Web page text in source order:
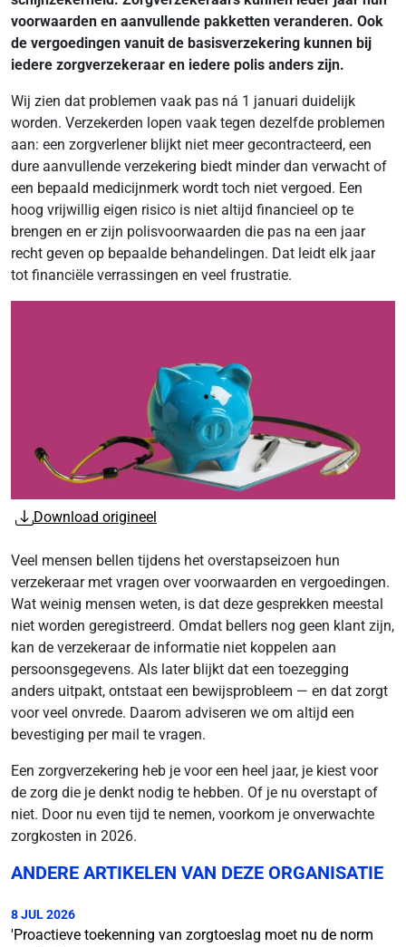
voorwaarden en aanvullende pakketten veranderen. Ook
de vergoedingen vanuit de basisverzekering kunnen bij
iedere zorgverzekeraar en iedere polis anders zijn.
Wij zien dat problemen vaak pas ná 1 januari duidelijk
worden. Verzekerden lopen vaak tegen dezelfde problemen
aan: een zorgverlener blijkt niet meer gecontracteerd, een
dure aanvullende verzekering biedt minder dan verwacht of
een bepaald medicijnmerk wordt toch niet vergoed. Een
hoog vrijwillig eigen risico is niet altijd financieel op te
brengen en er zijn polisvoorwaarden die pas na een jaar
recht geven op bepaalde behandelingen. Dat leidt elk jaar
tot financiële verrassingen en veel frustratie.
Download origineel
Veel mensen bellen tijdens het overstapseizoen hun
verzekeraar met vragen over voorwaarden en vergoedingen.
Wat weinig mensen weten, is dat deze gesprekken meestal
niet worden geregistreerd. Omdat bellers nog geen klant zijn,
kan de verzekeraar de informatie niet koppelen aan
persoonsgegevens. Als later blijkt dat een toezegging
anders uitpakt, ontstaat een bewijsprobleem — en dat zorgt
voor veel onvrede. Daarom adviseren we om altijd een
bevestiging per mail te vragen.
Een zorgverzekering heb je voor een heel jaar, je kiest voor
de zorg die je denkt nodig te hebben. Of je nu overstapt of
niet. Door nu even tijd te nemen, voorkom je onverwachte
zorgkosten in 2026.
ANDERE ARTIKELEN VAN DEZE ORGANISATIE
8 JUL 2026
'Proactieve toekenning van zorgtoeslag moet nu de norm